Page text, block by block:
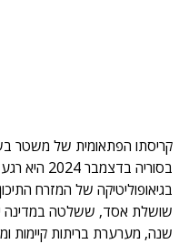
קריסתו הפתאומית של משטר
בסוריה בדצמבר
בגיאופוליטיקה של המזרח
שנה, מערערת בריתות קיימות